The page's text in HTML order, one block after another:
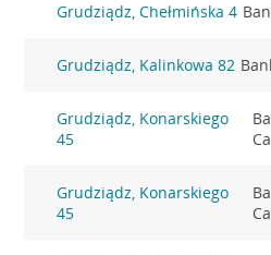
Grudziądz, Chełmińska 4
Grudziądz, Kalinkowa 82
Grudziądz, Konarskiego
45
Grudziądz, Konarskiego
45